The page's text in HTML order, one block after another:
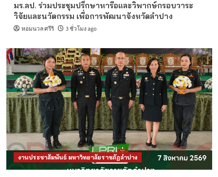
มร.ลป. ร่วมประชุมปรึกษาหารือและวิพากษ์กรอบวาระ
วิจัยและนวัตกรรม เพื่อการพัฒนาจังหวัดลำปาง
หอมนวล ศรีริ 3 ชั่วโมง ago
งานประชาสัมพันธ์ มหาวิทยาลัยราชภัฏลำปาง